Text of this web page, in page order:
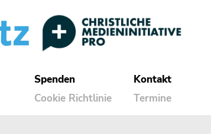
Spenden
Cookie Richtlinie
Kontakt
Termine